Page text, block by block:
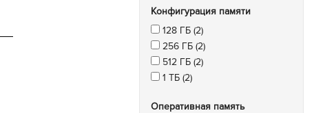
Конфигурация памяти
128 ГБ (2)
256 ГБ (2)
512 ГБ (2)
1 ТБ (2)
Оперативная память